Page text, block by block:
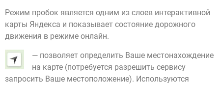
Режим пробок является одним из слоев интерактивной
карты Яндекса и показывает состояние дорожного
движения в режиме онлайн.
— позволяет определить Ваше местонахождение
на карте (потребуется разрешить сервису
запросить Ваше местоположение). Используются